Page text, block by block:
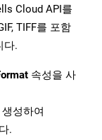
Cloud API를
TIFF를 포함
다.
속성을 사
성하여
.